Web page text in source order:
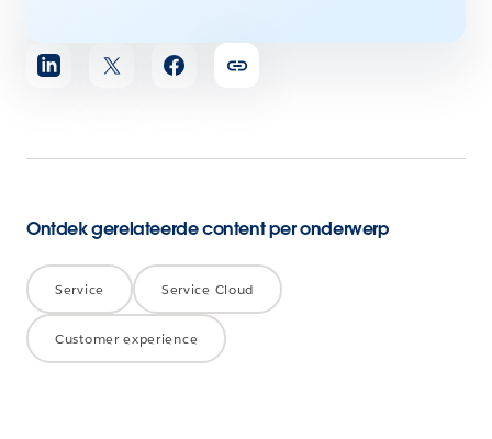
Artikel
delen
Ontdek gerelateerde content per onderwerp
Service Service Cloud
Customer experience